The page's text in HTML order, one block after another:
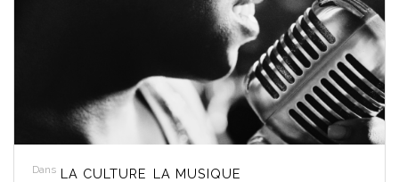
Dans LA CULTURE LA MUSIQUE